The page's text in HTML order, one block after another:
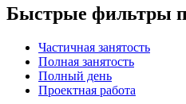
Быстрые фильтры
Частичная занятость
Полная занятость
Полный день
Проектная работа